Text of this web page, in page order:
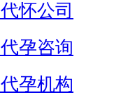
怀公司
孕咨询
孕机构